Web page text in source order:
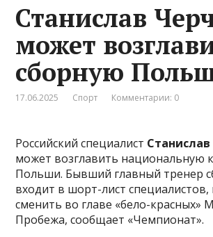
Станислав
может
сборную
17.06.2025 Спорт Комментарии: 0
Российский специалист
может возглавить национальную
Польши. Бывший главный тренер
входит в шорт-лист
сменить во главе «бело-красных»
Пробежа, сообщает «Чемпионат».